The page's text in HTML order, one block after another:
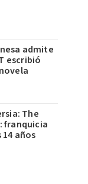
admite
escribió
The
franquicia
años